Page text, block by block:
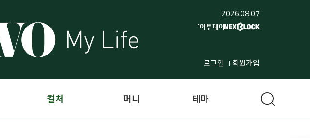
2026.08.07
로그인 회원가입
컬처 머니 테마